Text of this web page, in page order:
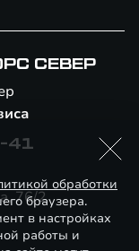
СЕВЕР
41
76/2
обработки
браузера.
в настройках
работы и